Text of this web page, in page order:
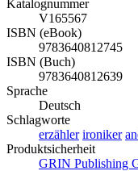
Katalognummer
V165567
ISBN (eBook)
9783640812745
ISBN (Buch)
9783640812639
Sprache
Deutsch
Schlagworte
erzähler ironiker
Produktsicherheit
GRIN Publishing